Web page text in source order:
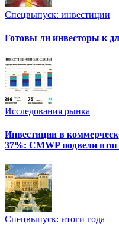
Спецвыпуск: инвестиции
Готовы ли инвесторы к
Исследования рынка
Инвестиции в
37%: CMWP подвели
Спецвыпуск: итоги года